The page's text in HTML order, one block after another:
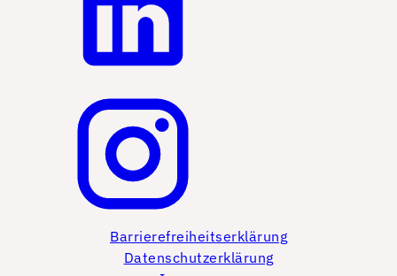
Barrierefreiheitserklärung
Datenschutzerklärung